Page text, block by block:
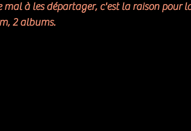
mal à les départager, c'est la raison pour
2 albums.